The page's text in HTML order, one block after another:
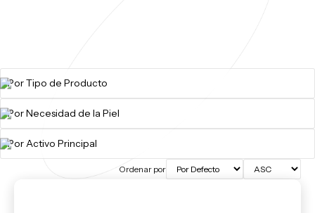
Ordenar por